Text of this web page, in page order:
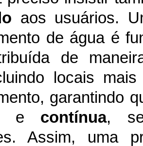
aos usuários.
de água é
de
locais
garantindo
e contínua,
Assim, uma